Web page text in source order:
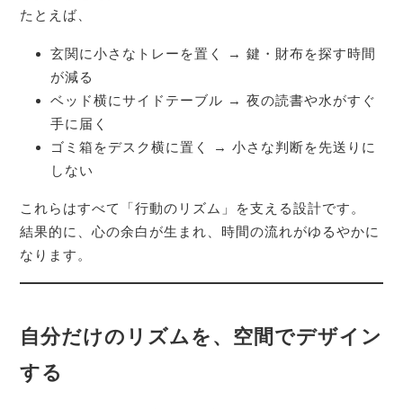
たとえば、
玄関に小さなトレーを置く → 鍵・財布を探す時間
が減る
ベッド横にサイドテーブル → 夜の読書や水がすぐ
手に届く
ゴミ箱をデスク横に置く → 小さな判断を先送りに
しない
これらはすべて「行動のリズム」を支える設計です。
結果的に、心の余白が生まれ、時間の流れがゆるやかに
なります。
自分だけのリズムを、空間でデザイン
する